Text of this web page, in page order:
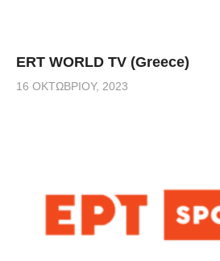
ERT WORLD TV (Greece)
16 ΟΚΤΩΒΡΊΟΥ, 2023